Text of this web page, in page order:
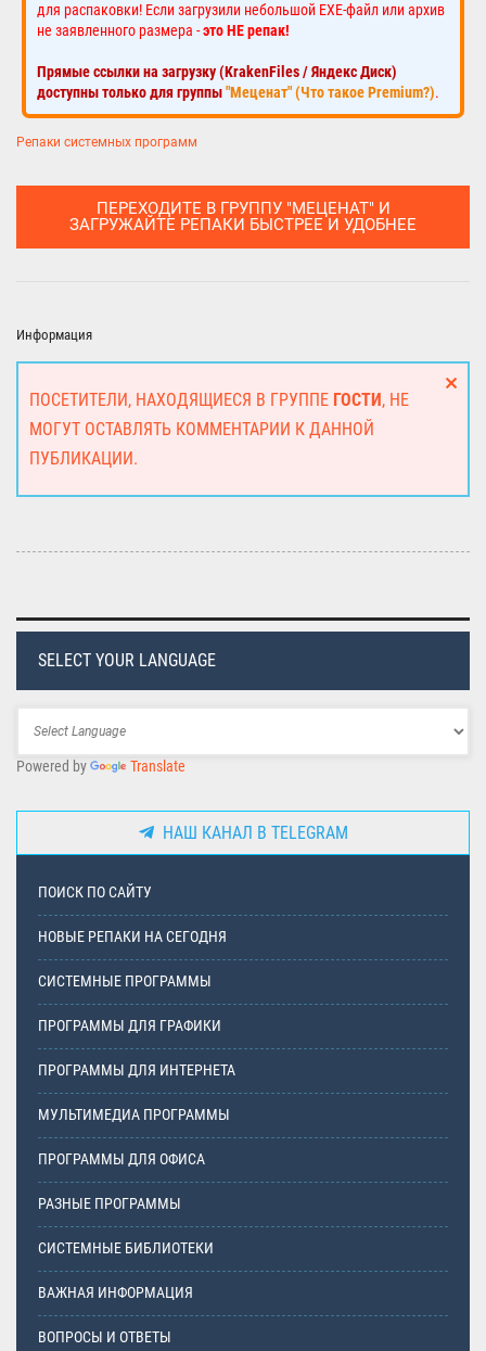
для распаковки! Если загрузили небольшой EXE-файл или архив
не заявленного размера -это НЕ репак!
Прямые ссылки на загрузку (KrakenFiles / Яндекс Диск)
доступны только для группы"Меценат" (Что такое Premium?).
Репаки системных программ
ПЕРЕХОДИТЕ В ГРУППУ "МЕЦЕНАТ" И
ЗАГРУЖАЙТЕ РЕПАКИ БЫСТРЕЕ И УДОБНЕЕ
Информация
ПОСЕТИТЕЛИ, НАХОДЯЩИЕСЯ В ГРУППЕ ГОСТИ, НЕ
МОГУТ ОСТАВЛЯТЬ КОММЕНТАРИИ К ДАННОЙ
ПУБЛИКАЦИИ.
SELECT YOUR LANGUAGE
Powered by Translate
НАШ КАНАЛ В TELEGRAM
ПОИСК ПО САЙТУ
НОВЫЕ РЕПАКИ НА СЕГОДНЯ
СИСТЕМНЫЕ ПРОГРАММЫ
ПРОГРАММЫ ДЛЯ ГРАФИКИ
ПРОГРАММЫ ДЛЯ ИНТЕРНЕТА
МУЛЬТИМЕДИА ПРОГРАММЫ
ПРОГРАММЫ ДЛЯ ОФИСА
РАЗНЫЕ ПРОГРАММЫ
СИСТЕМНЫЕ БИБЛИОТЕКИ
ВАЖНАЯ ИНФОРМАЦИЯ
ВОПРОСЫ И ОТВЕТЫ